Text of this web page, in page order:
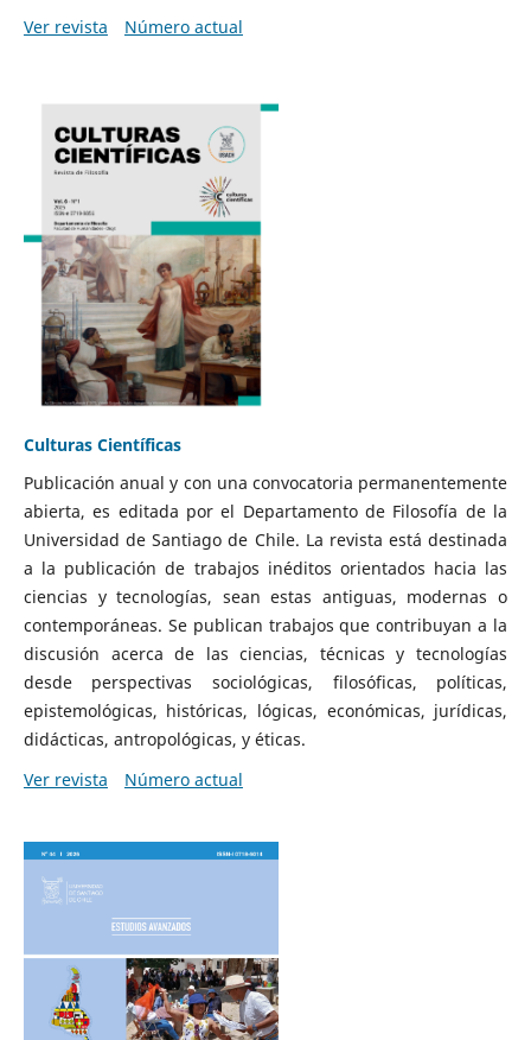
Ver revista
Número actual
Culturas Científicas
Publicación anual y con una convocatoria permanentemente
abierta, es editada por el Departamento de Filosofía de la
Universidad de Santiago de Chile. La revista está destinada
a la publicación de trabajos inéditos orientados hacia las
ciencias y tecnologías, sean estas antiguas, modernas o
contemporáneas. Se publican trabajos que contribuyan a la
discusión acerca de las ciencias, técnicas y tecnologías
desde perspectivas sociológicas, filosóficas, políticas,
epistemológicas, históricas, lógicas, económicas, jurídicas,
didácticas, antropológicas, y éticas.
Ver revista
Número actual